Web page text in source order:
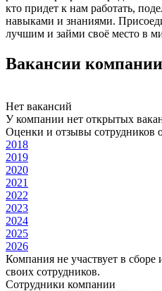
кто придет к нам работать,
навыками и знаниями.
лучшим и займи своё место в
Вакансии
Нет вакансий
У компании нет открытых
Оценки и отзывы сотрудников
2018
2019
2020
2021
2022
2023
2024
2025
2026
Компания не участвует в
своих сотрудников.
Сотрудники компании